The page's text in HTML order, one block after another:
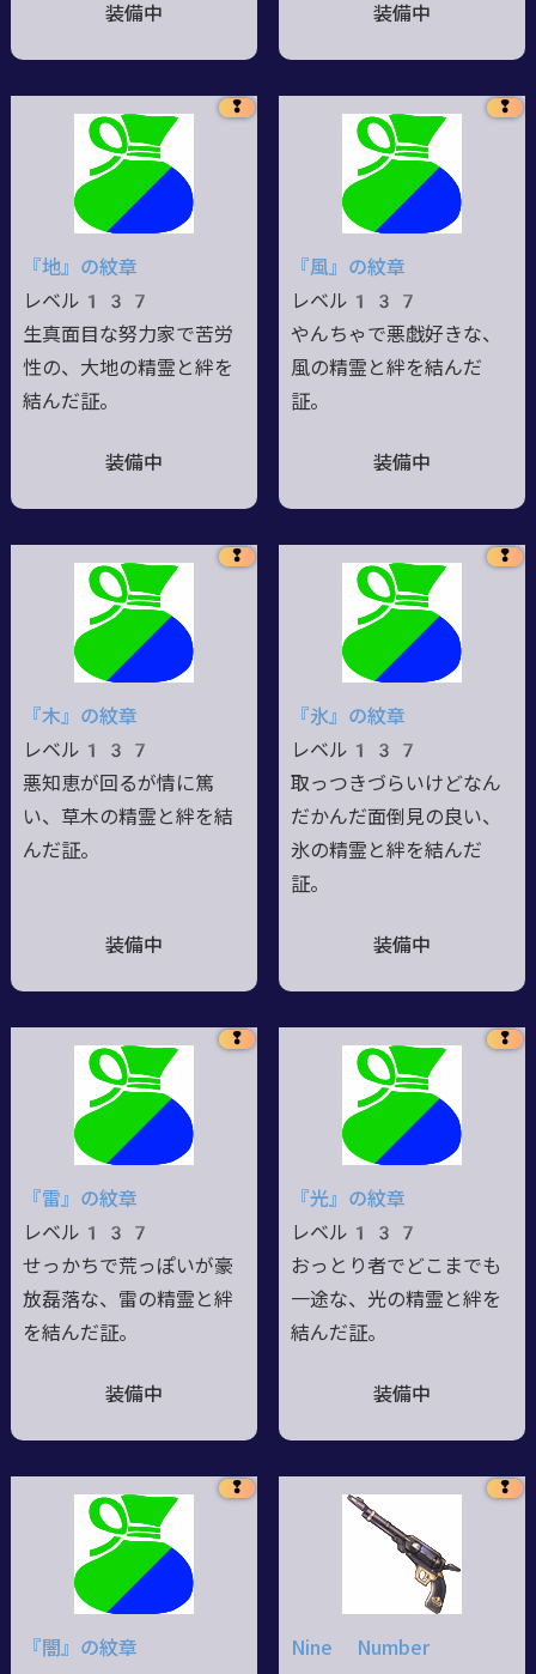
装備中 装備中
❢
『地』の紋章
レベル137
生真面目な努力家で苦労
性の、大地の精霊と絆を
結んだ証。
装備中
❢
『風』の紋章
レベル137
やんちゃで悪戯好きな、
風の精霊と絆を結んだ
証。
装備中
❢
『木』の紋章
レベル137
悪知恵が回るが情に篤
い、草木の精霊と絆を結
んだ証。
装備中
❢
『氷』の紋章
レベル137
取っつきづらいけどなん
だかんだ面倒見の良い、
氷の精霊と絆を結んだ
証。
装備中
❢
『雷』の紋章
レベル137
せっかちで荒っぽいが豪
放磊落な、雷の精霊と絆
を結んだ証。
装備中
❢
『光』の紋章
レベル137
おっとり者でどこまでも
一途な、光の精霊と絆を
結んだ証。
装備中
❢
『闇』の紋章
❢
Nine Number